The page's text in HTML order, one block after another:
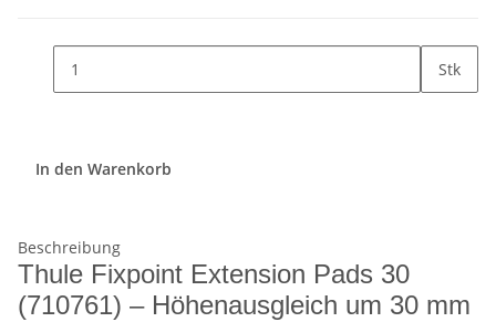
Stk
In den Warenkorb
Beschreibung
Thule Fixpoint Extension Pads 30
(710761) – Höhenausgleich um 30 mm